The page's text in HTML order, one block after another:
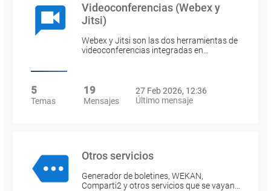
Videoconferencias (Webex y
Jitsi)
Webex y Jitsi son las dos herramientas de
videoconferencias integradas en…
5
Temas
19
Mensajes
27 Feb 2026, 12:36
Último mensaje
Otros servicios
Generador de boletines, WEKAN,
Comparti2 y otros servicios que se vayan…